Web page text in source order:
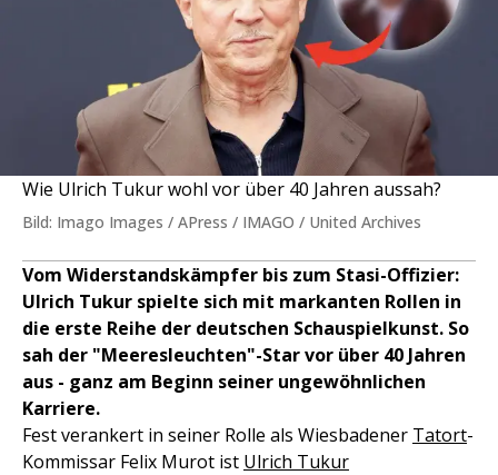
Wie Ulrich Tukur wohl vor über 40 Jahren aussah?
Bild: Imago Images / APress / IMAGO / United Archives
Vom Widerstandskämpfer bis zum Stasi-Offizier:
Ulrich Tukur spielte sich mit markanten Rollen in
die erste Reihe der deutschen Schauspielkunst. So
sah der "Meeresleuchten"-Star vor über 40 Jahren
aus - ganz am Beginn seiner ungewöhnlichen
Karriere.
Fest verankert in seiner Rolle als Wiesbadener Tatort-
Kommissar Felix Murot ist Ulrich Tukur